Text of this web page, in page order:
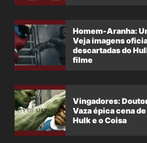
Homem-Aranha:
Veja imagens
descartadas do
filme
Vingadores:
Vaza épica cena
Hulk e o Coisa